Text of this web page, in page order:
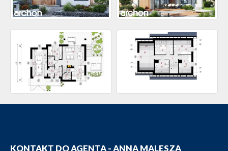
KONTAKT DO AGENTA - ANNA MALESZA